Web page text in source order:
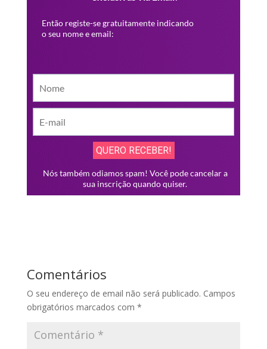
Comentários
O seu endereço de email não será publicado. Campos
obrigatórios marcados com *